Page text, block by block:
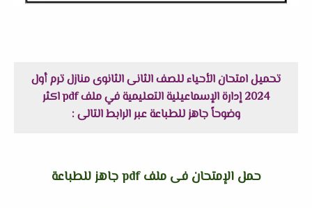
تحميل امتحان الأحياء للصف الثانى الثانوى منازل ترم أول
2024 إدارة الإسماعيلية التعليمية في ملف pdf اكثر
وضوحاً جاهز للطباعة عبر الرابط التالى :
حمل الإمتحان فى ملف pdf جاهز للطباعة